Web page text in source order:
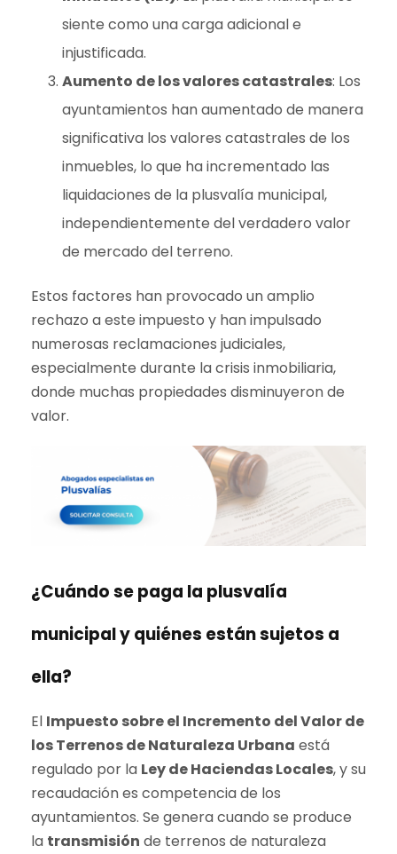
siente como una carga adicional e
injustificada.
Aumento de los valores catastrales: Los
ayuntamientos han aumentado de manera
significativa los valores catastrales de los
inmuebles, lo que ha incrementado las
liquidaciones de la plusvalía municipal,
independientemente del verdadero valor
de mercado del terreno.
Estos factores han provocado un amplio
rechazo a este impuesto y han impulsado
numerosas reclamaciones judiciales,
especialmente durante la crisis inmobiliaria,
donde muchas propiedades disminuyeron de
valor.
¿Cuándo se paga la plusvalía
municipal y quiénes están sujetos a
ella?
El Impuesto sobre el Incremento del Valor de
los Terrenos de Naturaleza Urbana está
regulado por la Ley de Haciendas Locales, y su
recaudación es competencia de los
ayuntamientos. Se genera cuando se produce
la transmisión de terrenos de naturaleza